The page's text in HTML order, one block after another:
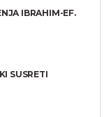
IBRAHIM-EF.
SUSRETI